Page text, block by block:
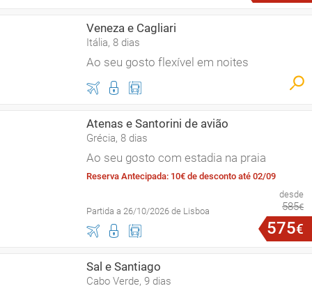
Veneza e Cagliari
Itália, 8 dias
Ao seu gosto flexível em noites
Atenas e Santorini de avião
Grécia, 8 dias
Ao seu gosto com estadia na praia
Reserva Antecipada: 10€ de desconto até 02/09
Partida a 26/10/2026 de Lisboa
desde
585€
575€
Sal e Santiago
Cabo Verde, 9 dias